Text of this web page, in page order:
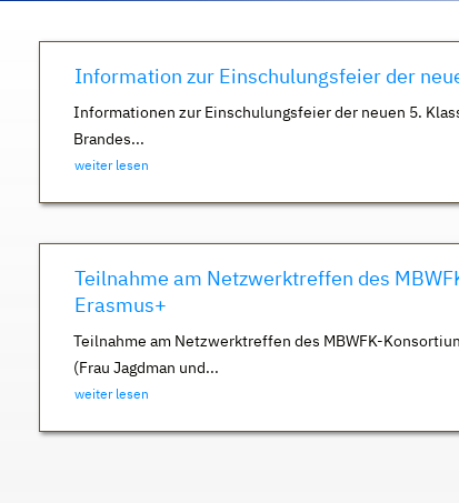
Information zur Einschulungsfeier der
Informationen zur Einschulungsfeier der neuen 5.
Brandes...
weiter lesen
Teilnahme am Netzwerktreffen des
Erasmus+
Teilnahme am Netzwerktreffen des MBWFK-
(Frau Jagdman und...
weiter lesen